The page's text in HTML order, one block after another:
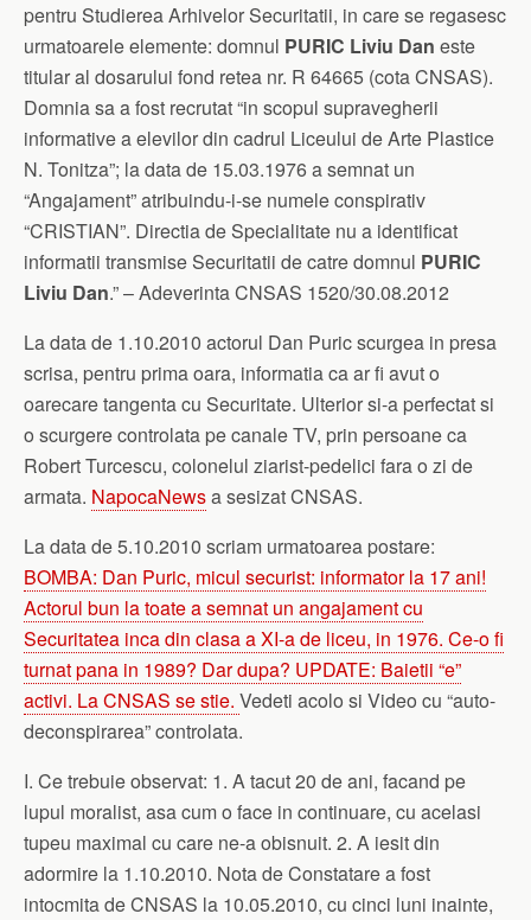
pentru Studierea Arhivelor Securitatii, in care se regasesc
urmatoarele elemente: domnul PURIC Liviu Dan este
titular al dosarului fond retea nr. R 64665 (cota CNSAS).
Domnia sa a fost recrutat “in scopul supravegherii
informative a elevilor din cadrul Liceului de Arte Plastice
N. Tonitza”; la data de 15.03.1976 a semnat un
“Angajament” atribuindu-i-se numele conspirativ
“CRISTIAN”. Directia de Specialitate nu a identificat
informatii transmise Securitatii de catre domnul PURIC
Liviu Dan.” – Adeverinta CNSAS 1520/30.08.2012
La data de 1.10.2010 actorul Dan Puric scurgea in presa
scrisa, pentru prima oara, informatia ca ar fi avut o
oarecare tangenta cu Securitate. Ulterior si-a perfectat si
o scurgere controlata pe canale TV, prin persoane ca
Robert Turcescu, colonelul ziarist-pedelici fara o zi de
armata. NapocaNewsa sesizat CNSAS.
La data de 5.10.2010 scriam urmatoarea postare:
BOMBA: Dan Puric, micul securist: informator la 17 ani!
Actorul bun la toate a semnat un angajament cu
Securitatea inca din clasa a XI-a de liceu, in 1976. Ce-o fi
turnat pana in 1989? Dar dupa? UPDATE: Baietii “e”
activi. La CNSAS se stie. Vedeti acolo si Video cu “auto-
deconspirarea” controlata.
I. Ce trebuie observat: 1. A tacut 20 de ani, facand pe
lupul moralist, asa cum o face in continuare, cu acelasi
tupeu maximal cu care ne-a obisnuit. 2. A iesit din
adormire la 1.10.2010. Nota de Constatare a fost
intocmita de CNSAS la 10.05.2010, cu cinci luni inainte,